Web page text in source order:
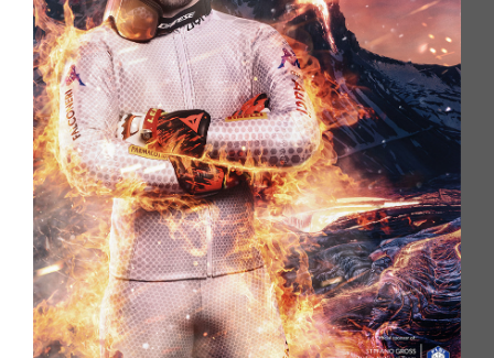
HOME
FIRMA
VÝROBKY
KATALOGY
NÁSTROJE
NOVINKY
MEDIA
KONTAKTY
KLIENTSKÁ SEKCE